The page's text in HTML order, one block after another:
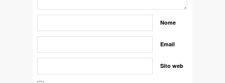
Nome
Email
Sito web